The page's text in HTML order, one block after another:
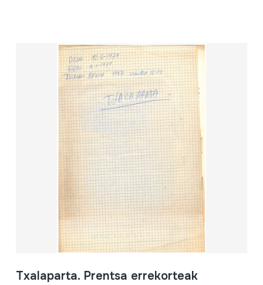
Txalaparta. Prentsa errekorteak